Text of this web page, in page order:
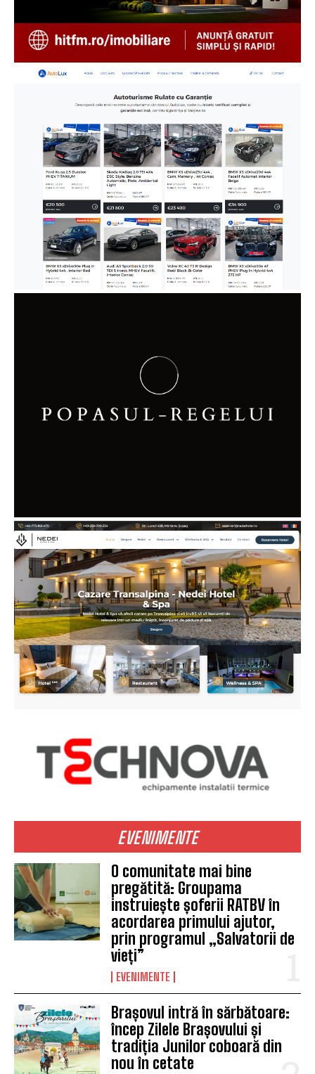
EVENIMENTE
O comunitate mai bine
pregătită: Groupama
instruiește șoferii RATBV în
acordarea primului ajutor,
prin programul „Salvatorii de
vieți”
EVENIMENTE
Brașovul intră în sărbătoare:
încep Zilele Brașovului și
tradiția Junilor coboară din
nou în cetate